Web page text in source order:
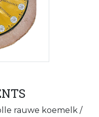
rauwe koemelk /